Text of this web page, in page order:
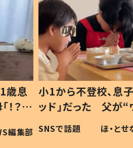
歳息
？」
編集部
小1から不登校、息
ッド」だった 父が
作り続ける理由と
#令和の子
SNSで話題 ほ・と